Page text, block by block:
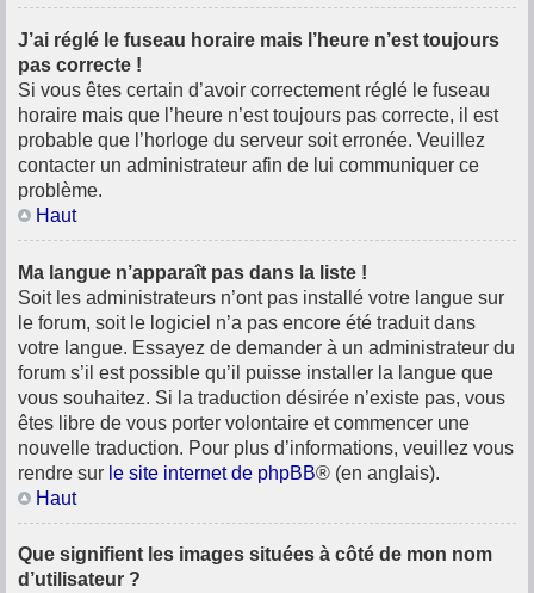
J’ai réglé le fuseau horaire mais l’heure n’est toujours
pas correcte !
Si vous êtes certain d’avoir correctement réglé le fuseau
horaire mais que l’heure n’est toujours pas correcte, il est
probable que l’horloge du serveur soit erronée. Veuillez
contacter un administrateur afin de lui communiquer ce
problème.
Haut
Ma langue n’apparaît pas dans la liste !
Soit les administrateurs n’ont pas installé votre langue sur
le forum, soit le logiciel n’a pas encore été traduit dans
votre langue. Essayez de demander à un administrateur du
forum s’il est possible qu’il puisse installer la langue que
vous souhaitez. Si la traduction désirée n’existe pas, vous
êtes libre de vous porter volontaire et commencer une
nouvelle traduction. Pour plus d’informations, veuillez vous
rendre sur le site internet de phpBB® (en anglais).
Haut
Que signifient les images situées à côté de mon nom
d’utilisateur ?